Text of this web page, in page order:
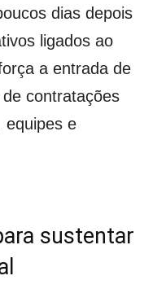
dias depois
ligados ao
a entrada de
contratações
equipes e
sustentar